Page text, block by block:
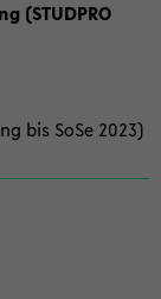
(STUDPRO
bis SoSe 2023)